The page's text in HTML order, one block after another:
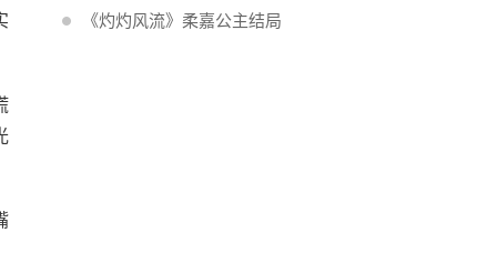
《灼灼风流》柔嘉公主结局